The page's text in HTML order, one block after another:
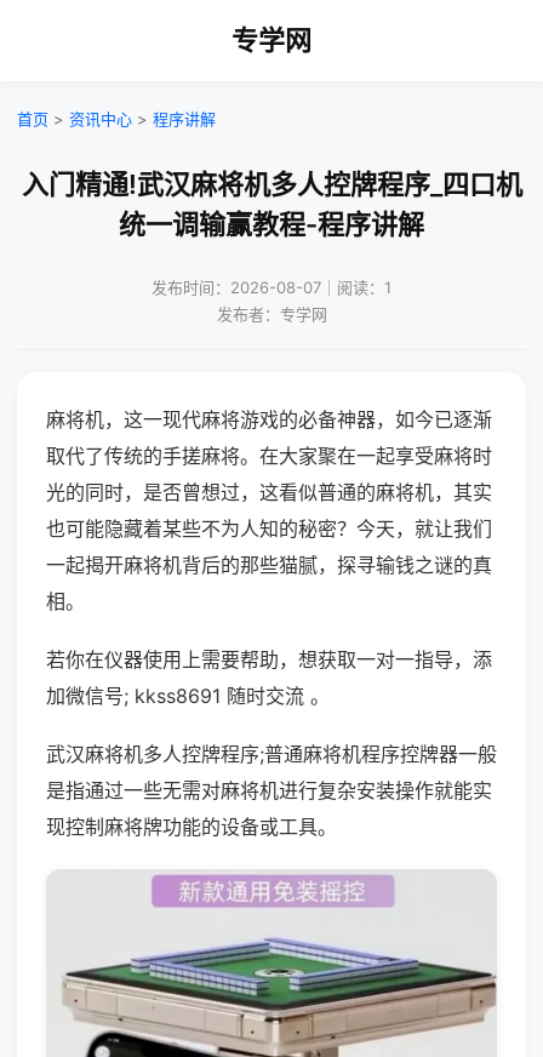
专学网
首页 > 资讯中心 > 程序讲解
入门精通!武汉麻将机多人控牌程序_四口机
统一调输赢教程-程序讲解
发布时间：2026-08-07｜阅读：1
发布者：专学网
麻将机，这一现代麻将游戏的必备神器，如今已逐渐
取代了传统的手搓麻将。在大家聚在一起享受麻将时
光的同时，是否曾想过，这看似普通的麻将机，其实
也可能隐藏着某些不为人知的秘密？今天，就让我们
一起揭开麻将机背后的那些猫腻，探寻输钱之谜的真
相。
若你在仪器使用上需要帮助，想获取一对一指导，添
加微信号; kkss8691 随时交流 。
武汉麻将机多人控牌程序;普通麻将机程序控牌器一般
是指通过一些无需对麻将机进行复杂安装操作就能实
现控制麻将牌功能的设备或工具。